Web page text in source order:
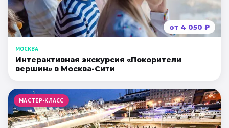
от 4 050 ₽
МОСКВА
Интерактивная экскурсия «Покорители
вершин» в Москва-Сити
МАСТЕР-КЛАСС